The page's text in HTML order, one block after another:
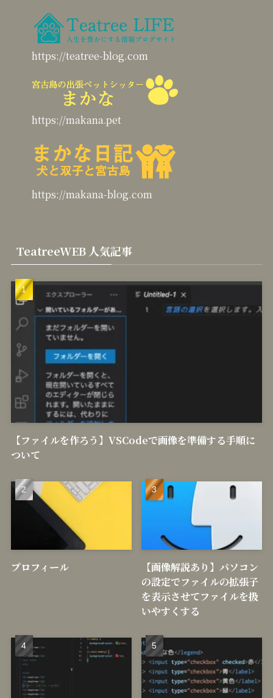
https://teatree-blog.com
https://makana.pet
https://makana-blog.com
TeatreeWEB 人気記事
【ファイルを作ろう】VSCodeで画像を準備する手順に
ついて
プロフィール
【画像解説あり】パソコン
の設定でファイルの拡張子
を表示させてファイルを扱
いやすくする